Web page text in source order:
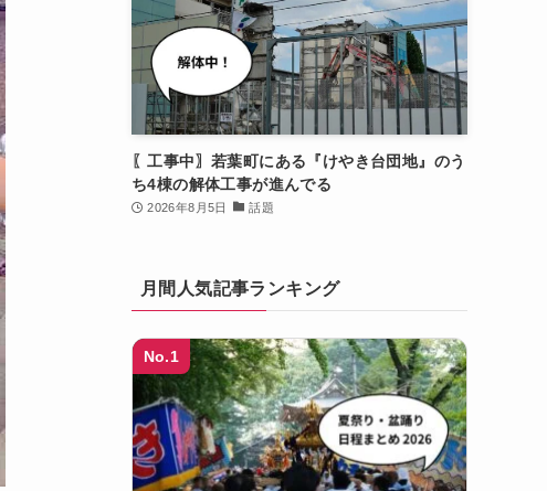
〖工事中〗若葉町にある『けやき台団地』のう
ち4棟の解体工事が進んでる
2026年8月5日 話題
月間人気記事ランキング
No.1